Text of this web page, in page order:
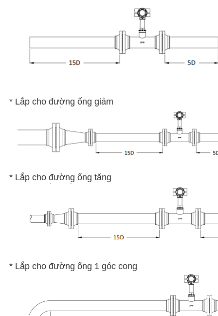
* Lắp cho đường ống giảm
* Lắp cho đường ống tăng
* Lắp cho đường ống 1 góc cong